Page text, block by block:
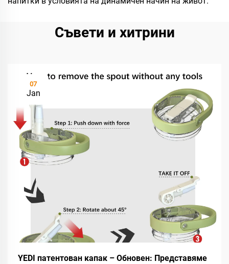
Съвети и хитрини
07
Jan
YEDI патентован капак – Обновен: Представяме